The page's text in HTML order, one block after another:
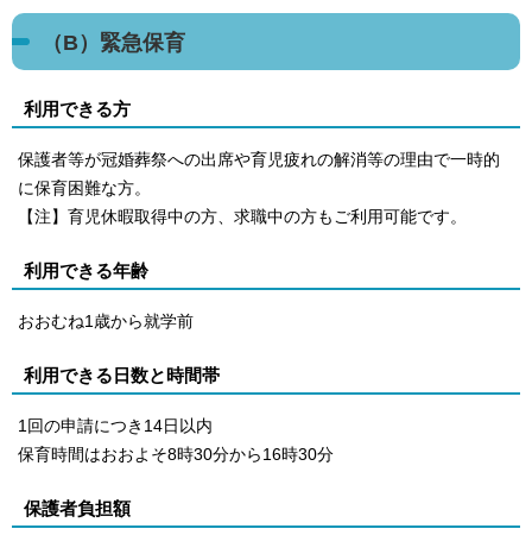
（B）緊急保育
利用できる方
保護者等が冠婚葬祭への出席や育児疲れの解消等の理由で一時的
に保育困難な方。
【注】育児休暇取得中の方、求職中の方もご利用可能です。
利用できる年齢
おおむね1歳から就学前
利用できる日数と時間帯
1回の申請につき14日以内
保育時間はおおよそ8時30分から16時30分
保護者負担額